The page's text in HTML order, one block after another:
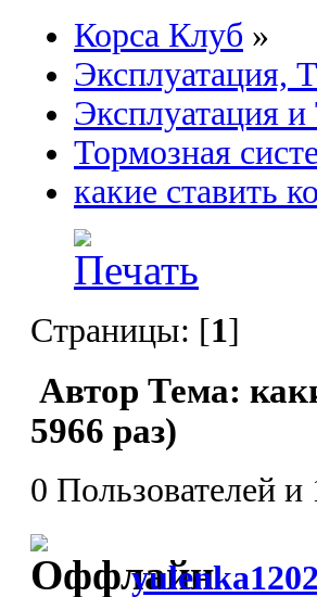
Корса Клуб »
Эксплуатация,
Эксплуатация
Тормозная
какие ставить
Страницы: [1]
Автор Тема:
5966 раз)
0 Пользователей